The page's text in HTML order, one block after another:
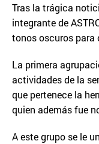
Tras la trágica
integrante de
tonos oscuros para
La primera
actividades de la
que pertenece la
quien además fue
A este grupo se le